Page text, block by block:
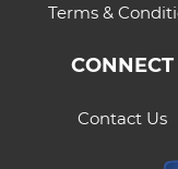
Terms &
CONNECT
Contact Us